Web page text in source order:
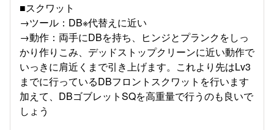
■スクワット
→ツール：DB※代替えに近い
→動作：両手にDBを持ち、ヒンジとプランクをしっ
かり作りこみ、デッドストップクリーンに近い動作で
いっきに肩近くまで引き上げます。これより先はLv3
までに行っているDBフロントスクワットを行います
加えて、DBゴブレットSQを高重量で行うのも良いで
しょう